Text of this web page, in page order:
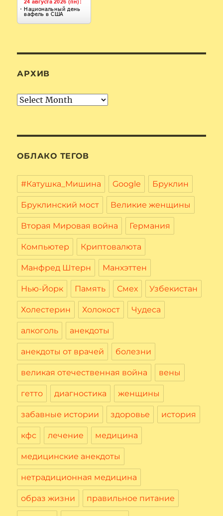
АРХИВ
Архив
ОБЛАКО ТЕГОВ
#Катушка_Мишина Google Бруклин
Бруклинский мост Великие женщины
Вторая Мировая война Германия
Компьютер Криптовалюта
Манфред Штерн Манхэттен
Нью-Йорк Память Смех Узбекистан
Холестерин Холокост Чудеса
алкоголь анекдоты
анекдоты от врачей болезни
великая отечественная война вены
гетто диагностика женщины
забавные истории здоровье история
кфс лечение медицина
медицинские анекдоты
нетрадиционная медицина
образ жизни правильное питание